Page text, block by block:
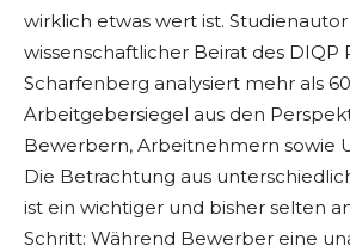
wirklich etwas wert ist.
wissenschaftlicher Beirat des DIQP
Scharfenberg analysiert mehr als
Arbeitgebersiegel aus den
Bewerbern, Arbeitnehmern sowie
Die Betrachtung aus
ist ein wichtiger und bisher selten
Schritt: Während Bewerber eine